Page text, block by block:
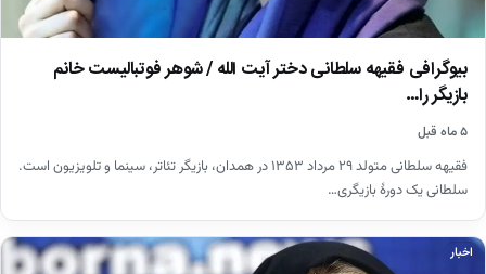
بیوگرافی فقیهه سلطانی دختر آیت الله / شوهر فوتبالیست خانم
بازیگر را…
۵ ماه قبل
فقیهه سلطانی متولد ۲۹ مرداد ۱۳۵۳ در همدان، بازیگر تئاتر، سینما و تلویزیون است.
سلطانی یک دورهٔ بازیگری…
اخبار